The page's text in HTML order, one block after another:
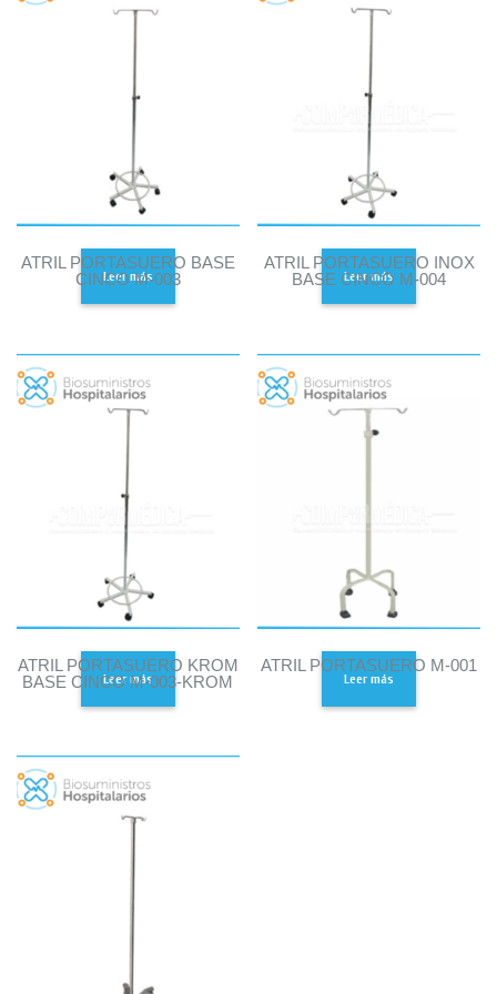
ATRIL PORTASUERO BASE
CINCO M-003
Leer más
ATRIL PORTASUERO INOX
BASE CINCO M-004
Leer más
ATRIL PORTASUERO KROM
BASE CINCO M-003-KROM
Leer más
ATRIL PORTASUERO M-001
Leer más